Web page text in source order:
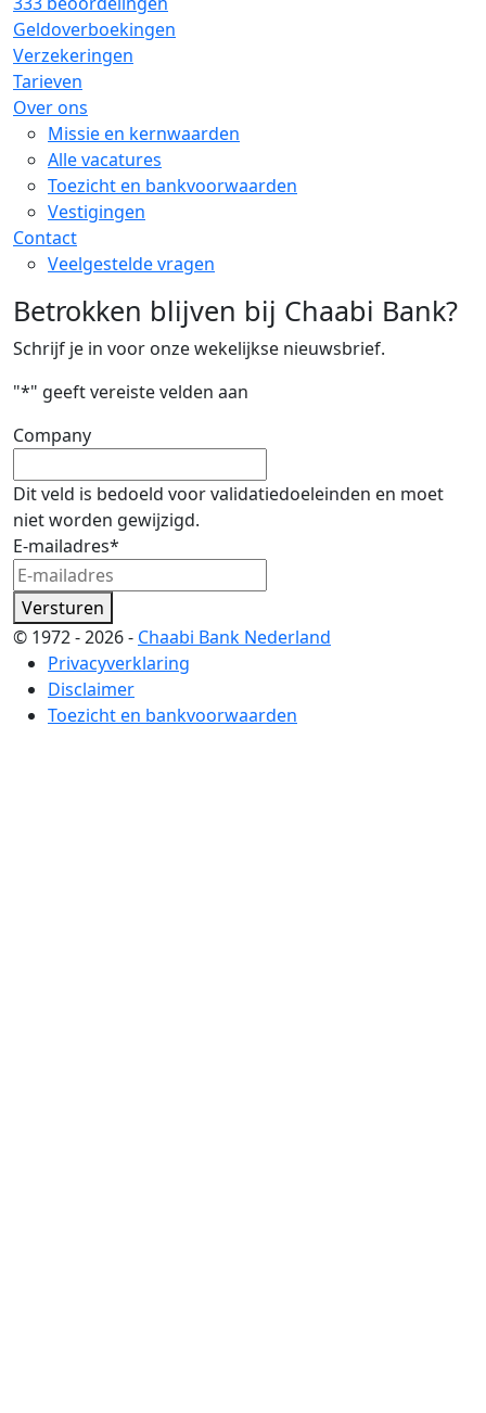
Geldoverboekingen
Verzekeringen
Tarieven
Over ons
Missie en kernwaarden
Alle vacatures
Toezicht en bankvoorwaarden
Vestigingen
Contact
Veelgestelde vragen
Betrokken blijven bij Chaabi Bank?
Schrijf je in voor onze wekelijkse nieuwsbrief.
"*" geeft vereiste velden aan
Company
Dit veld is bedoeld voor validatiedoeleinden en moet
niet worden gewijzigd.
E-mailadres*
Versturen
© 1972 - 2026 - Chaabi Bank Nederland
Privacyverklaring
Disclaimer
Toezicht en bankvoorwaarden